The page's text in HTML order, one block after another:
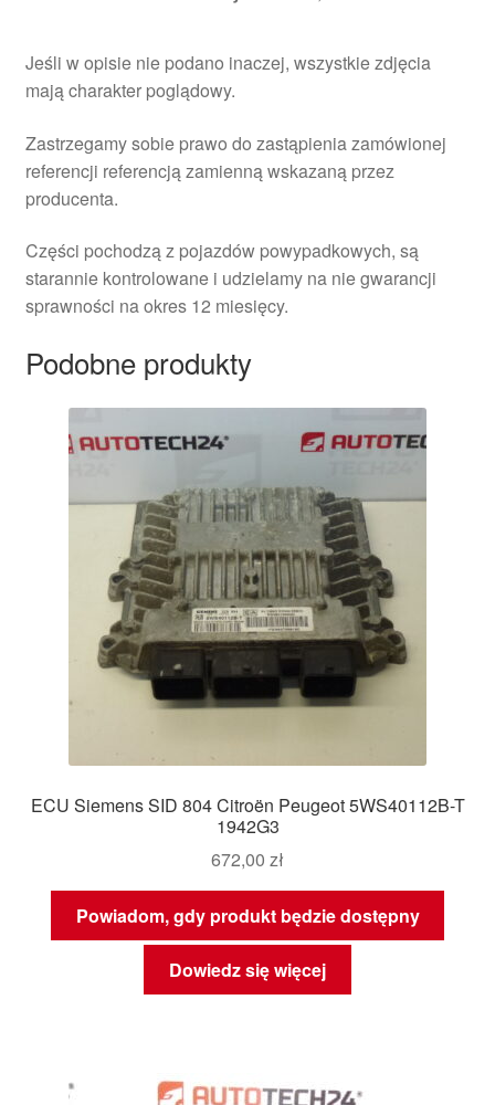
Jeśli w opisie nie podano inaczej, wszystkie zdjęcia
mają charakter poglądowy.
Zastrzegamy sobie prawo do zastąpienia zamówionej
referencji referencją zamienną wskazaną przez
producenta.
Części pochodzą z pojazdów powypadkowych, są
starannie kontrolowane i udzielamy na nie gwarancji
sprawności na okres 12 miesięcy.
Podobne produkty
ECU Siemens SID 804 Citroën Peugeot 5WS40112B-T
1942G3
672,00 zł
Powiadom, gdy produkt będzie dostępny
Dowiedz się więcej